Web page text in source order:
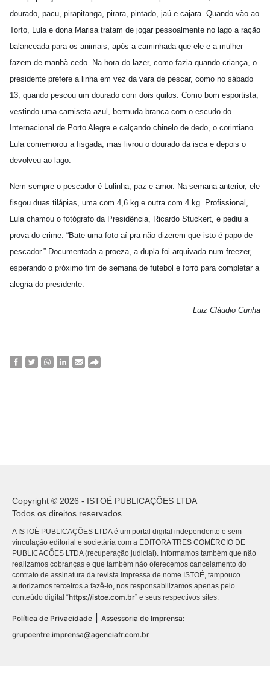
dourado, pacu, pirapitanga, pirara, pintado, jaú e cajara. Quando vão ao
Torto, Lula e dona Marisa tratam de jogar pessoalmente no lago a ração
balanceada para os animais, após a caminhada que ele e a mulher
fazem de manhã cedo. Na hora do lazer, como fazia quando criança, o
presidente prefere a linha em vez da vara de pescar, como no sábado
13, quando pescou um dourado com dois quilos. Como bom esportista,
vestindo uma camiseta azul, bermuda branca com o escudo do
Internacional de Porto Alegre e calçando chinelo de dedo, o corintiano
Lula comemorou a fisgada, mas livrou o dourado da isca e depois o
devolveu ao lago.
Nem sempre o pescador é Lulinha, paz e amor. Na semana anterior, ele
fisgou duas tilápias, uma com 4,6 kg e outra com 4 kg. Profissional,
Lula chamou o fotógrafo da Presidência, Ricardo Stuckert, e pediu a
prova do crime: “Bate uma foto aí pra não dizerem que isto é papo de
pescador.” Documentada a proeza, a dupla foi arquivada num freezer,
esperando o próximo fim de semana de futebol e forró para completar a
alegria do presidente.
Luiz Cláudio Cunha
Copyright © 2026 - ISTOÉ PUBLICAÇÕES LTDA
Todos os direitos reservados.
A ISTOÉ PUBLICAÇÕES LTDA é um portal digital independente e sem
vinculação editorial e societária com a EDITORA TRES COMÉRCIO DE
PUBLICACÕES LTDA (recuperação judicial). Informamos também que não
realizamos cobranças e que também não oferecemos cancelamento do
contrato de assinatura da revista impressa de nome ISTOÉ, tampouco
autorizamos terceiros a fazê-lo, nos responsabilizamos apenas pelo
conteúdo digital “https://istoe.com.br” e seus respectivos sites.
Política de Privacidade
Assessoria de Imprensa:
grupoentre.imprensa@agenciafr.com.br